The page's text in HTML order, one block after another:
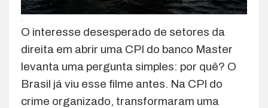
O interesse desesperado de setores da
direita em abrir uma CPI do banco Master
levanta uma pergunta simples: por quê? O
Brasil já viu esse filme antes. Na CPI do
crime organizado, transformaram uma